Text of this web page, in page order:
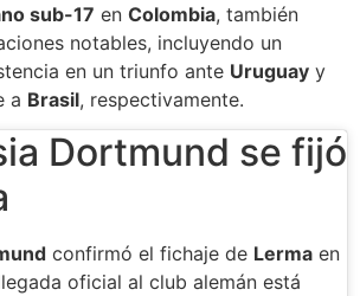
sub-17 en Colombia, también
notables, incluyendo un
en un triunfo ante Uruguay y
a Brasil, respectivamente.
Dortmund se fijó
confirmó el fichaje de Lerma en
oficial al club alemán está